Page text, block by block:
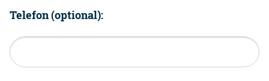
Telefon (optional):